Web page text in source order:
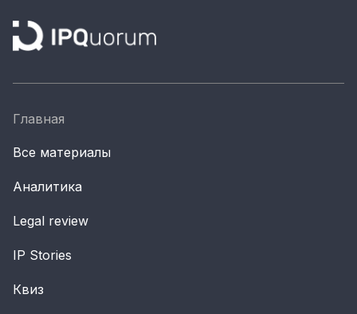
АКИ
Artists / Художники.РФ
Цифровой Сарафан
Главная
Все материалы
Аналитика
Legal review
IP Stories
Квиз